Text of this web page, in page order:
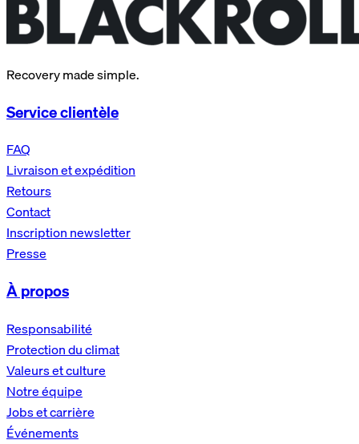
Recovery made simple.
Service clientèle
FAQ
Livraison et expédition
Retours
Contact
Inscription newsletter
Presse
À propos
Responsabilité
Protection du climat
Valeurs et culture
Notre équipe
Jobs et carrière
Événements